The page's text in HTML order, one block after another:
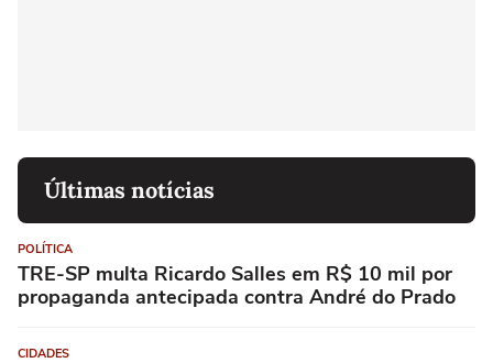
Últimas notícias
POLÍTICA
TRE-SP multa Ricardo Salles em R$ 10 mil por
propaganda antecipada contra André do Prado
CIDADES